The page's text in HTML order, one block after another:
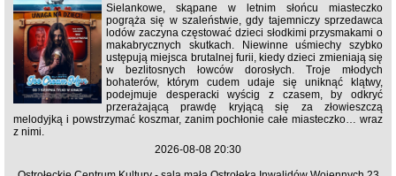
Sielankowe, skąpane w letnim słońcu miasteczko
pogrąża się w szaleństwie, gdy tajemniczy sprzedawca
lodów zaczyna częstować dzieci słodkimi przysmakami o
makabrycznych skutkach. Niewinne uśmiechy szybko
ustępują miejsca brutalnej furii, kiedy dzieci zmieniają się
w bezlitosnych łowców dorosłych. Troje młodych
bohaterów, którym cudem udaje się uniknąć klątwy,
podejmuje desperacki wyścig z czasem, by odkryć
przerażającą prawdę kryjącą się za złowieszczą
melodyjką i powstrzymać koszmar, zanim pochłonie całe miasteczko… wraz
z nimi.
2026-08-08 20:30